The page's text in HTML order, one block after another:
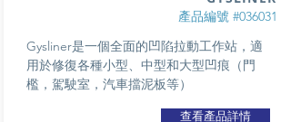
產品編號 #036031
Gysliner是一個全面的凹陷拉動工作站，適
用於修復各種小型、中型和大型凹痕（門
檻，駕駛室，汽車擋泥板等）
查看產品詳情